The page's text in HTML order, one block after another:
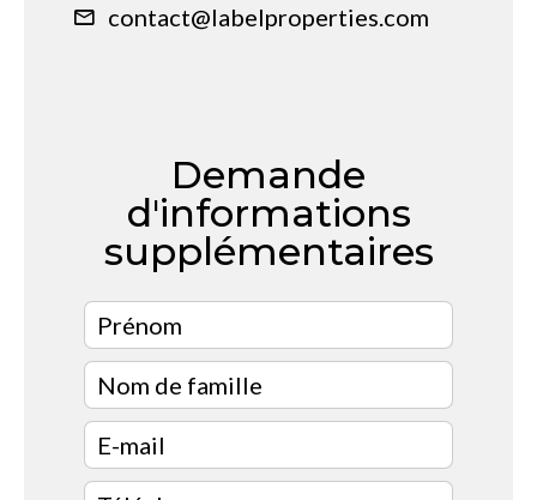
contact@labelproperties.com
Demande
d'informations
supplémentaires